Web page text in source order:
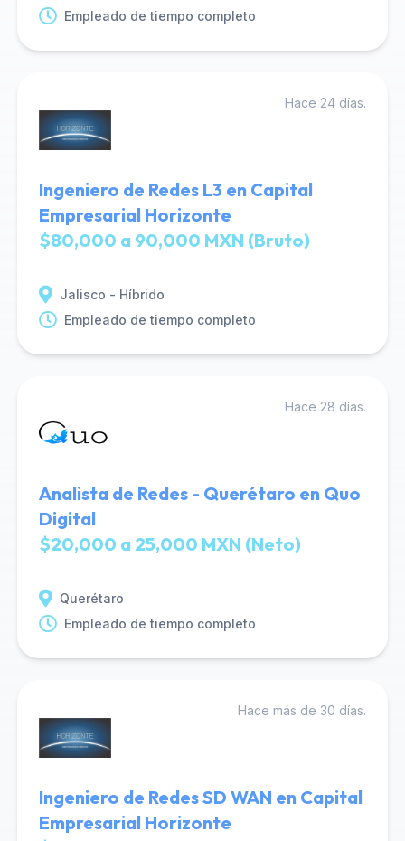
Empleado de tiempo completo
Hace 24 días.
Ingeniero de Redes L3 en Capital
Empresarial Horizonte
$80,000 a 90,000 MXN (Bruto)
Jalisco - Híbrido
Empleado de tiempo completo
Hace 28 días.
Analista de Redes - Querétaro en Quo
Digital
$20,000 a 25,000 MXN (Neto)
Querétaro
Empleado de tiempo completo
Hace más de 30 días.
Ingeniero de Redes SD WAN en Capital
Empresarial Horizonte